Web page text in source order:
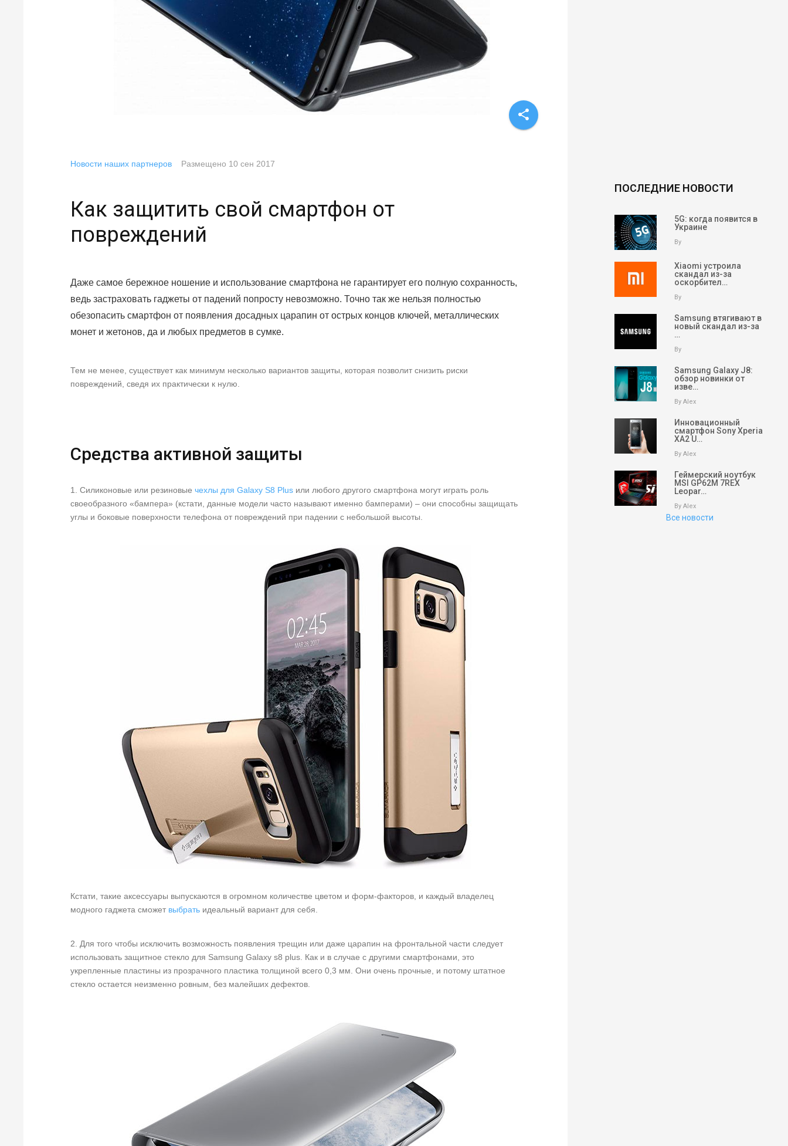
share
Новости наших партнеров Размещено 10 сен 2017
Как защитить свой смартфон от
повреждений
Даже самое бережное ношение и использование смартфона не гарантирует его полную сохранность,
ведь застраховать гаджеты от падений попросту невозможно. Точно так же нельзя полностью
обезопасить смартфон от появления досадных царапин от острых концов ключей, металлических
монет и жетонов, да и любых предметов в сумке.
Тем не менее, существует как минимум несколько вариантов защиты, которая позволит снизить риски
повреждений, сведя их практически к нулю.
Средства активной защиты
1. Силиконовые или резиновые чехлы для Galaxy S8 Plus или любого другого смартфона могут играть роль
своеобразного «бампера» (кстати, данные модели часто называют именно бамперами) – они способны защищать
углы и боковые поверхности телефона от повреждений при падении с небольшой высоты.
Кстати, такие аксессуары выпускаются в огромном количестве цветом и форм-факторов, и каждый владелец
модного гаджета сможет выбрать идеальный вариант для себя.
2. Для того чтобы исключить возможность появления трещин или даже царапин на фронтальной части следует
использовать защитное стекло для Samsung Galaxy s8 plus. Как и в случае с другими смартфонами, это
укрепленные пластины из прозрачного пластика толщиной всего 0,3 мм. Они очень прочные, и потому штатное
стекло остается неизменно ровным, без малейших дефектов.
ПОСЛЕДНИЕ НОВОСТИ
5G: когда появится в
Украине
By
Xiaomi устроила
скандал из-за
оскорбител…
By
Samsung втягивают в
новый скандал из-за
…
By
Samsung Galaxy J8:
обзор новинки от
изве…
By Alex
Инновационный
смартфон Sony Xperia
XA2 U…
By Alex
Геймерский ноутбук
MSI GP62M 7REX
Leopar…
By Alex
Все новости